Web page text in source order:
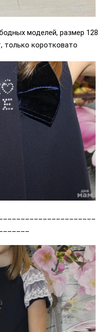
моделей, размер 128
только коротковато